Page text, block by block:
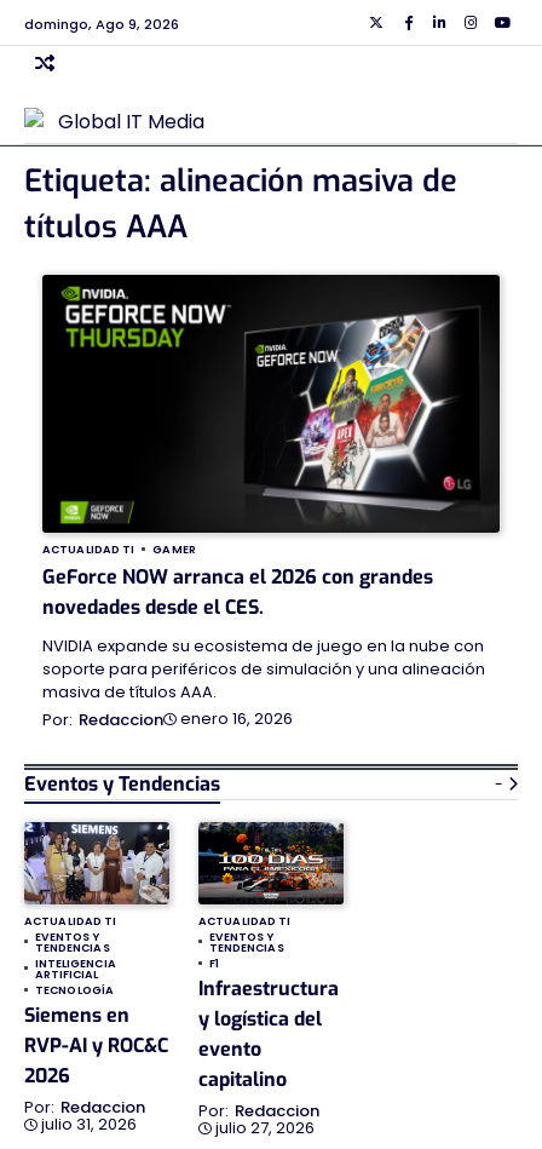
Skip
to
content
domingo, Ago 9, 2026 TwiiterFacebook
Linkedin
Etiqueta: alineación masiva de
títulos AAA
ACTUALIDAD TI GAMER
GeForce NOW arranca el 2026 con grandes
novedades desde el CES.
NVIDIA expande su ecosistema de juego en la nube con
soporte para periféricos de simulación y una alineación
masiva de títulos AAA.
Redaccion
enero 16, 2026
Eventos y Tendencias -
ACTUALIDAD TI
EVENTOS Y
TENDENCIAS
INTELIGENCIA
ARTIFICIAL
TECNOLOGÍA
Siemens en
RVP-AI y ROC&C
2026
Redaccion
julio 31, 2026
ACTUALIDAD TI
EVENTOS Y
TENDENCIAS
F1
Infraestructura
y logística del
evento
capitalino
Redaccion
julio 27, 2026